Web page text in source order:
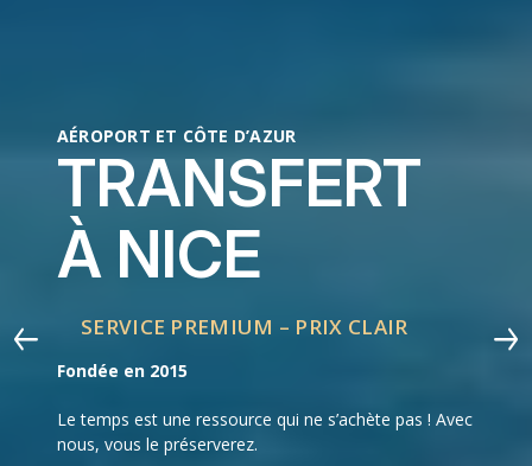
AÉROPORT ET CÔTE D’AZUR
TRANSFERT
À NICE
SERVICE PREMIUM – PRIX CLAIR
Fondée en 2015
Le temps est une ressource qui ne s’achète pas ! Avec
nous, vous le préserverez.